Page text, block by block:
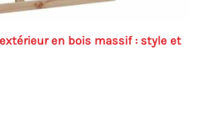
en bois massif : style et